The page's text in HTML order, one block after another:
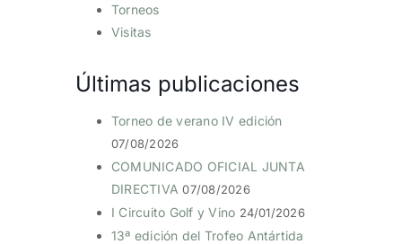
Torneos
Visitas
Últimas publicaciones
Torneo de verano IV edición
07/08/2026
COMUNICADO OFICIAL JUNTA
DIRECTIVA 07/08/2026
I Circuito Golf y Vino 24/01/2026
13ª edición del Trofeo Antártida